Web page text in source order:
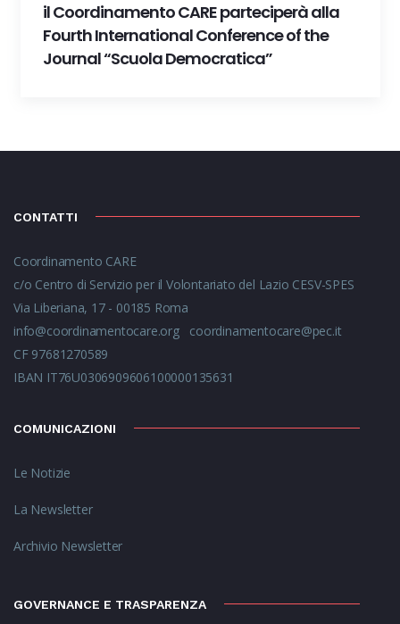
il Coordinamento CARE parteciperà alla
Fourth International Conference of the
Journal “Scuola Democratica”
CONTATTI
Coordinamento CARE
c/o Centro di Servizio per il Volontariato del Lazio CESV-SPES
Via Liberiana, 17 - 00185 Roma
info@coordinamentocare.org
coordinamentocare@pec.it
CF 97681270589
IBAN IT76U0306909606100000135631
COMUNICAZIONI
Le Notizie
La Newsletter
Archivio Newsletter
GOVERNANCE E TRASPARENZA